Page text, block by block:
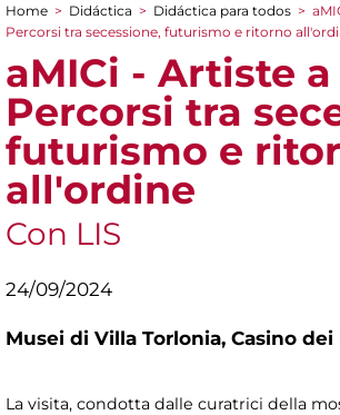
You are here
Home > Didáctica > Didáctica para todos >
Percorsi tra secessione, futurismo e ritorno
aMICi - Artiste a
Percorsi tra
futurismo e
all'ordine
Con LIS
24/09/2024
Musei di Villa Torlonia, Casino
La visita, condotta dalle curatrici della